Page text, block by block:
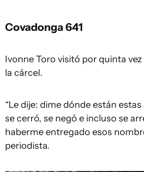
Covadonga 641
Ivonne Toro visitó por quinta
la cárcel.
“Le dije: dime dónde están
se cerró, se negó e incluso se
haberme entregado esos
periodista.